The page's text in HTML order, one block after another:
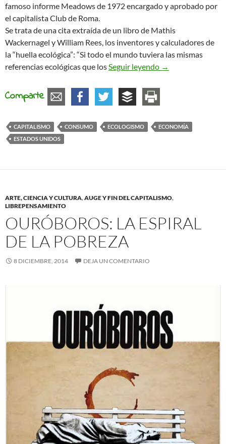
famoso informe Meadows de 1972 encargado y aprobado por
el capitalista Club de Roma.
Se trata de una cita extraída de un libro de Mathis
Wackernagel y William Rees, los inventores y calculadores de
la “huella ecológica”: “Si todo el mundo tuviera las mismas
referencias ecológicas que los Seguir leyendo Si todos
→
Comparte
CAPITALISMO CONSUMO ECOLOGISMO
ECONOMÍA
ESTADOS UNIDOS
ARTE, CIENCIA Y CULTURA,AUGE Y FIN DEL CAPITALISMO,
LIBREPENSAMIENTO
OURÓBOROS: LA ESPIRAL
DE LA POBREZA
8 DICIEMBRE, 2014 DEJA UN COMENTARIO